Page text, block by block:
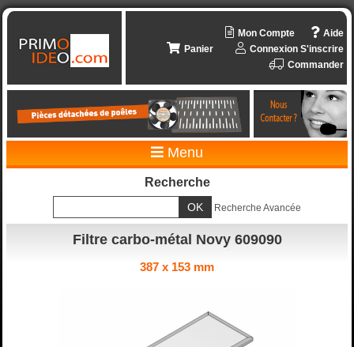
Aide
Mon Compte
Connexion S'inscrire
Panier
Commander
Menu
Recherche
Recherche Avancée
Filtre carbo-métal Novy 609090
387 x 153 mm